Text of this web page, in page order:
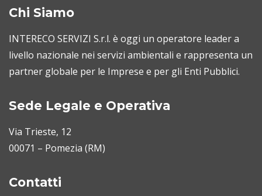
Chi Siamo
INTERECO SERVIZI S.r.l. è oggi un operatore leader a
livello nazionale nei servizi ambientali e rappresenta un
partner globale per le Imprese e per gli Enti Pubblici.
Sede Legale e Operativa
Via Trieste, 12
00071 – Pomezia (RM)
Contatti